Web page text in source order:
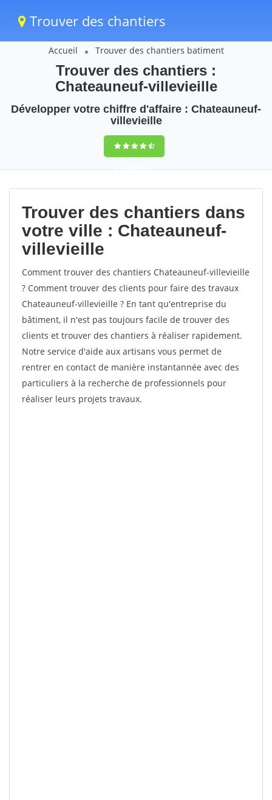
Trouver des chantiers
Accueil Trouver des chantiers batiment
Trouver des chantiers :
Chateauneuf-villevieille
Développer votre chiffre d'affaire : Chateauneuf-
villevieille
9,5(100%)57
votes
Trouver des chantiers dans
votre ville : Chateauneuf-
villevieille
Comment trouver des chantiers Chateauneuf-villevieille
? Comment trouver des clients pour faire des travaux
Chateauneuf-villevieille ? En tant qu'entreprise du
bâtiment, il n'est pas toujours facile de trouver des
clients et trouver des chantiers à réaliser rapidement.
Notre service d'aide aux artisans vous permet de
rentrer en contact de manière instantannée avec des
particuliers à la recherche de professionnels pour
réaliser leurs projets travaux.